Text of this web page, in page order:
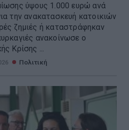
ύψους 1.000 ευρώ ανά
την ανακατασκευή κατοικιών
ζημιές ή καταστράφηκαν
ανακοίνωσε ο
Κρίσης ...
Πολιτική